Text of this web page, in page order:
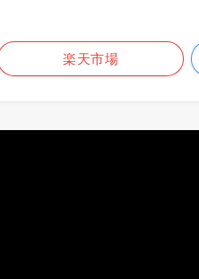
楽天市場